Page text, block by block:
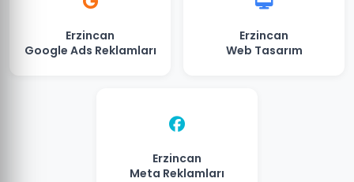
Erzincan
Google Ads Reklamları
Erzincan
Web Tasarım
Erzincan
Meta Reklamları